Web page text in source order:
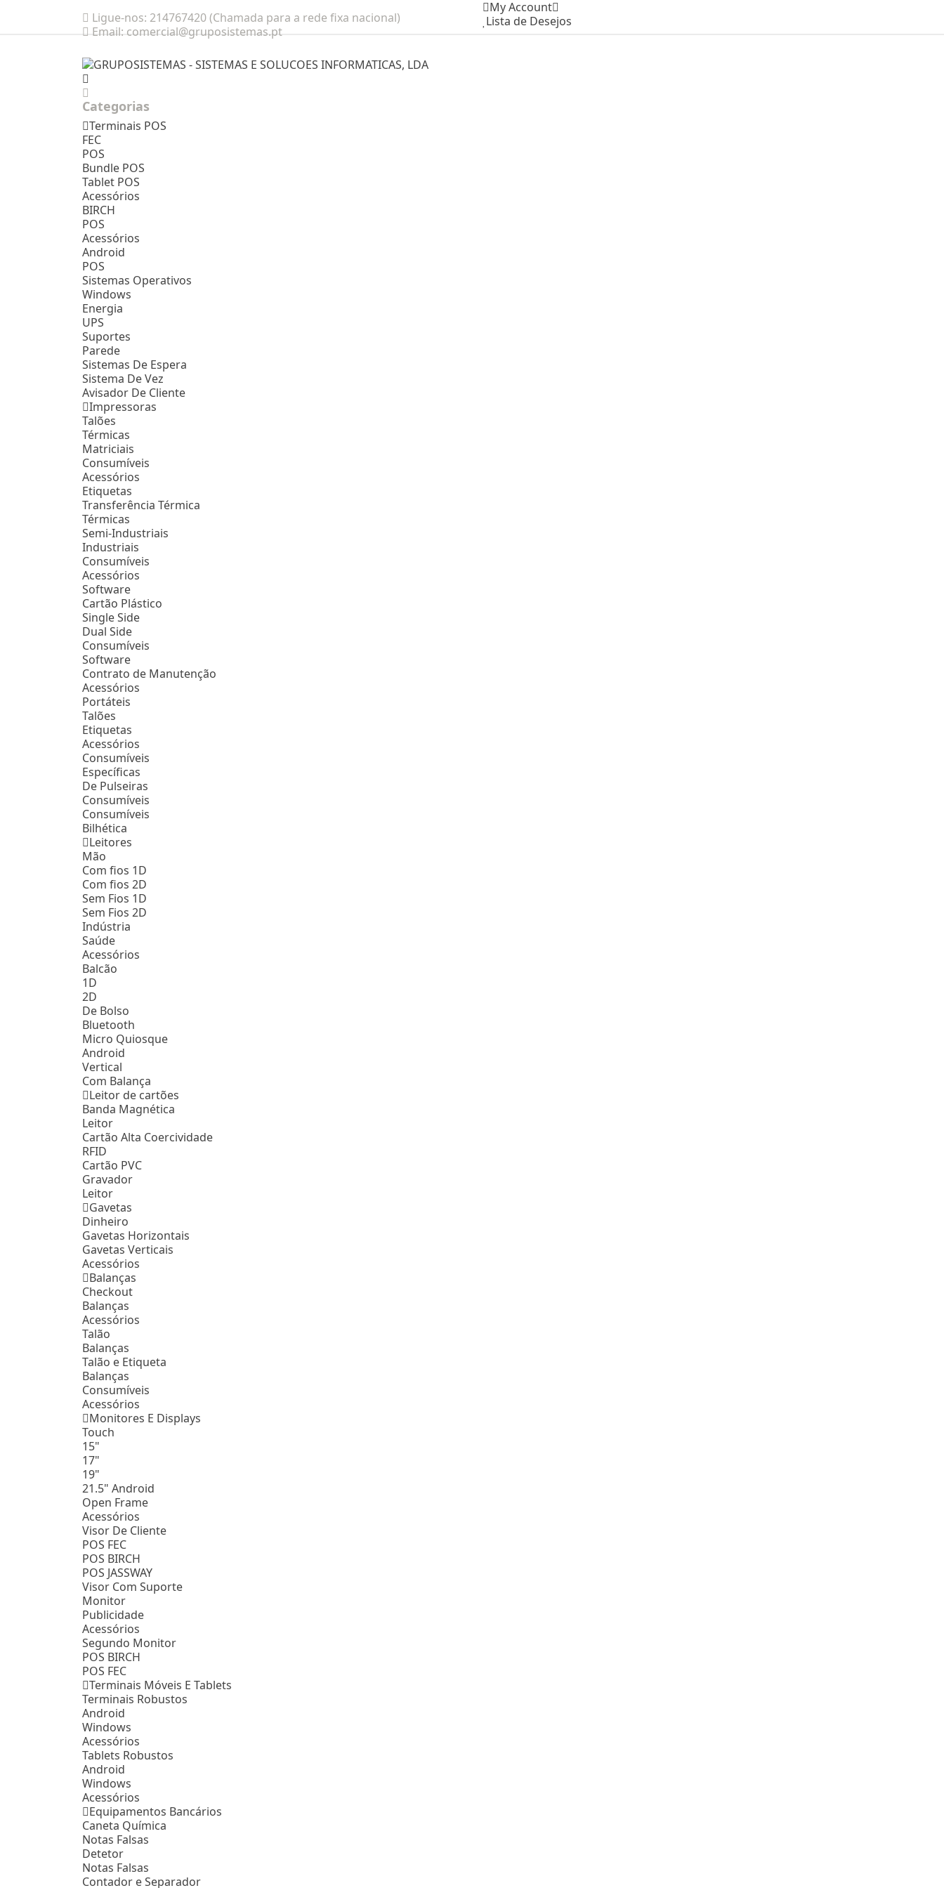
Ligue-nos: 214767420 (Chamada para a rede fixa nacional)
Email: comercial@gruposistemas.pt
My Account
Lista de Desejos
Categorias
Terminais POS
FEC
POS
Bundle POS
Tablet POS
Acessórios
BIRCH
POS
Acessórios
Android
POS
Sistemas Operativos
Windows
Energia
UPS
Suportes
Parede
Sistemas De Espera
Sistema De Vez
Avisador De Cliente
Impressoras
Talões
Térmicas
Matriciais
Consumíveis
Acessórios
Etiquetas
Transferência Térmica
Térmicas
Semi-Industriais
Industriais
Consumíveis
Acessórios
Software
Cartão Plástico
Single Side
Dual Side
Consumíveis
Software
Contrato de Manutenção
Acessórios
Portáteis
Talões
Etiquetas
Acessórios
Consumíveis
Específicas
De Pulseiras
Consumíveis
Consumíveis
Bilhética
Leitores
Mão
Com fios 1D
Com fios 2D
Sem Fios 1D
Sem Fios 2D
Indústria
Saúde
Acessórios
Balcão
1D
2D
De Bolso
Bluetooth
Micro Quiosque
Android
Vertical
Com Balança
Leitor de cartões
Banda Magnética
Leitor
Cartão Alta Coercividade
RFID
Cartão PVC
Gravador
Leitor
Gavetas
Dinheiro
Gavetas Horizontais
Gavetas Verticais
Acessórios
Balanças
Checkout
Balanças
Acessórios
Talão
Balanças
Talão e Etiqueta
Balanças
Consumíveis
Acessórios
Monitores E Displays
Touch
15"
17"
19"
21.5" Android
Open Frame
Acessórios
Visor De Cliente
POS FEC
POS BIRCH
POS JASSWAY
Visor Com Suporte
Monitor
Publicidade
Acessórios
Segundo Monitor
POS BIRCH
POS FEC
Terminais Móveis E Tablets
Terminais Robustos
Android
Windows
Acessórios
Tablets Robustos
Android
Windows
Acessórios
Equipamentos Bancários
Caneta Química
Notas Falsas
Detetor
Notas Falsas
Contador e Separador